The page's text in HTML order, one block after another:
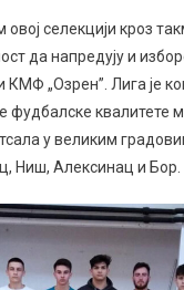
селекцији кроз
да напредују и
КМФ „Озрен”. Лига је
фудбалске квалитете
у великим
Ниш, Алексинац и Бор.